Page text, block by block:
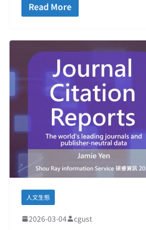
Read More
人文生態
2026-03-04 cgust